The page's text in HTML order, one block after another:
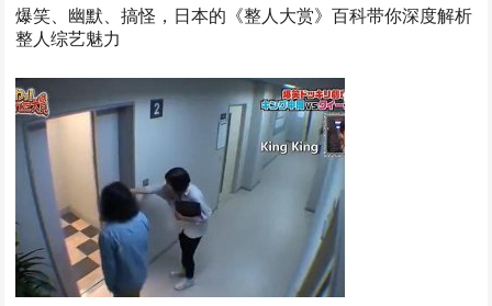
爆笑、幽默、搞怪，日本的《整人大赏》百科带你深度解析
整人综艺魅力